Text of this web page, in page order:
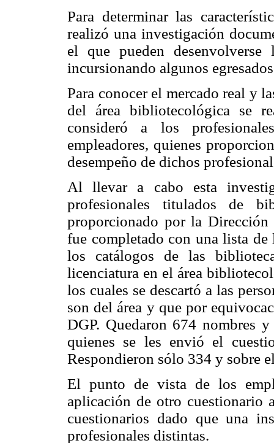
Para determinar las
realizó una investigación
el que pueden
incursionando algunos
Para conocer el mercado real y
del área bibliotecológica se
consideró a los
empleadores, quienes
desempeño de dichos
Al llevar a cabo esta
profesionales titulados de
proporcionado por la
fue completado con una lista
los catálogos de las
licenciatura en el área
los cuales se descartó a las
son del área y que por
DGP. Quedaron 674 nombres
quienes se les envió el
Respondieron sólo 334 y sobre
El punto de vista de los
aplicación de otro cuestionario
cuestionarios dado que una
profesionales distintas.